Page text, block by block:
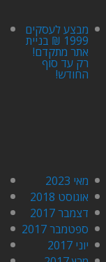
מבצע לעסקים
1999 ₪ בניית
אתר מתקדם!
רק עד סוף
החודש!
מאי 2023
אוגוסט 2018
דצמבר 2017
ספטמבר 2017
יוני 2017